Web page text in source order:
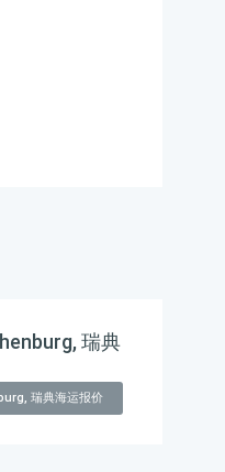
瑞典
瑞典海运报价